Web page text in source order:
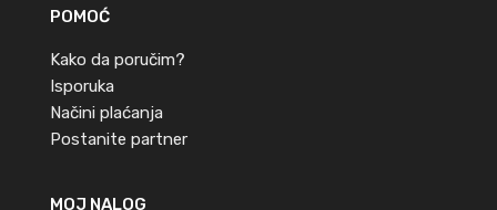
POMOĆ
Kako da poručim?
Isporuka
Načini plaćanja
Postanite partner
MOJ NALOG